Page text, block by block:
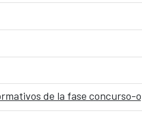
de la fase concurso-